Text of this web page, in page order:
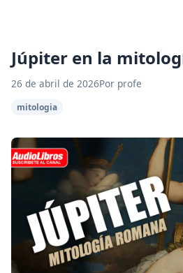
Júpiter en la
26 de abril de 2026Por profe
mitologia